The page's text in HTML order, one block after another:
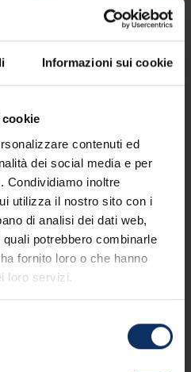
Informazioni sui cookie
contenuti ed
dei social media e per
Condividiamo inoltre
utilizza il nostro sito con i
di analisi dei dati web,
potrebbero combinarle
fornito loro o che hanno
loro servizi.
- Sitas Livigno
Costaccia to the
meet some of the
animals and test
fun quiz! At the end of
to collect your free